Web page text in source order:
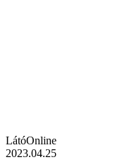
LátóOnline
2023.04.25